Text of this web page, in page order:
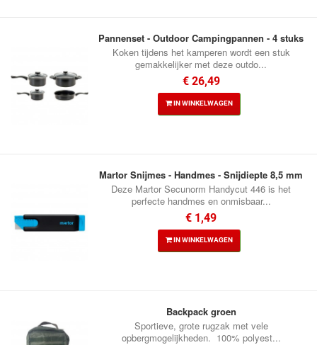
Pannenset - Outdoor Campingpannen - 4 stuks
Koken tijdens het kamperen wordt een stuk
gemakkelijker met deze outdo...
€ 26,49
IN WINKELWAGEN
Martor Snijmes - Handmes - Snijdiepte 8,5 mm
Deze Martor Secunorm Handycut 446 is het
perfecte handmes en onmisbaar...
€ 1,49
IN WINKELWAGEN
Backpack groen
Sportieve, grote rugzak met vele
opbergmogelijkheden. 100% polyest...